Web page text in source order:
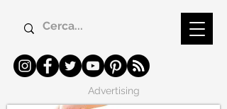
Advertising